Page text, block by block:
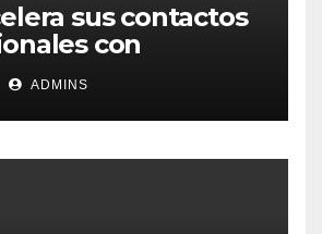
sus contactos
con
como socio
en su agenda de
ADMINS